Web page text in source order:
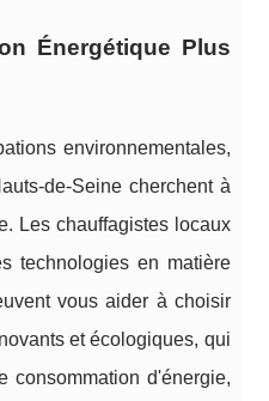
Énergétique Plus
environnementales,
de-Seine cherchent à
Les chauffagistes locaux
technologies en matière
vous aider à choisir
et écologiques, qui
consommation d'énergie,